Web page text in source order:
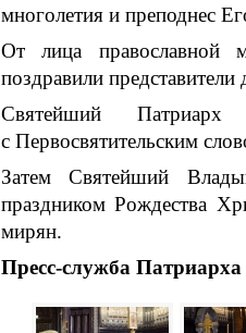
многолетия и преподнес
От лица православной
поздравили
Святейший
с Первосвятительским
Затем Святейший
праздником Рождества
мирян.
Пресс-служба